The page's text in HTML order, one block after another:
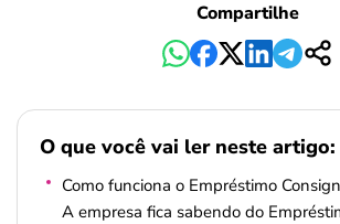
Compartilhe
O que você vai ler neste artigo:
Como funciona o Empréstimo
A empresa fica sabendo do